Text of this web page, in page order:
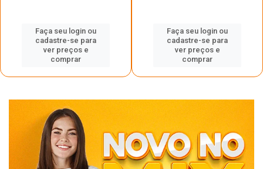
Faça seu login ou
cadastre-se para
ver preços e
comprar
Faça seu login ou
cadastre-se para
ver preços e
comprar